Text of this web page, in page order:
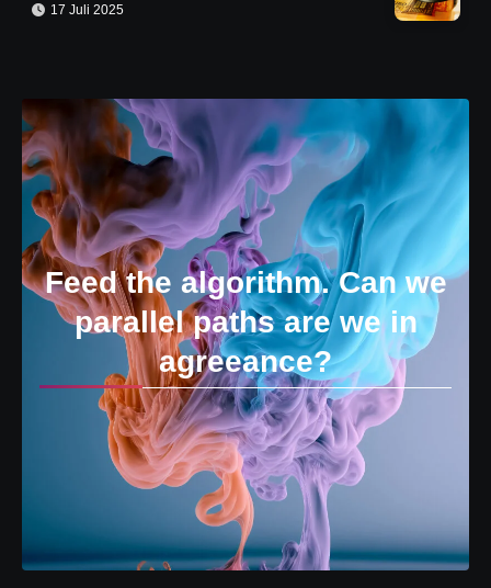
17 Juli 2025
Feed the algorithm. Can we
parallel paths are we in
agreeance?